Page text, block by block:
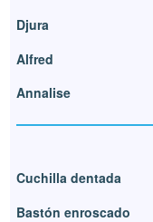
Djura
Alfred
Annalise
Cuchilla dentada
Bastón enroscado